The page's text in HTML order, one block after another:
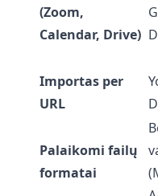
(Zoom,
Calendar, Drive)
Importas per
URL
Palaikomi failų
formatai